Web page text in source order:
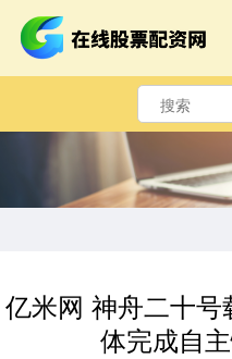
亿米网 神舟二十
体完成自